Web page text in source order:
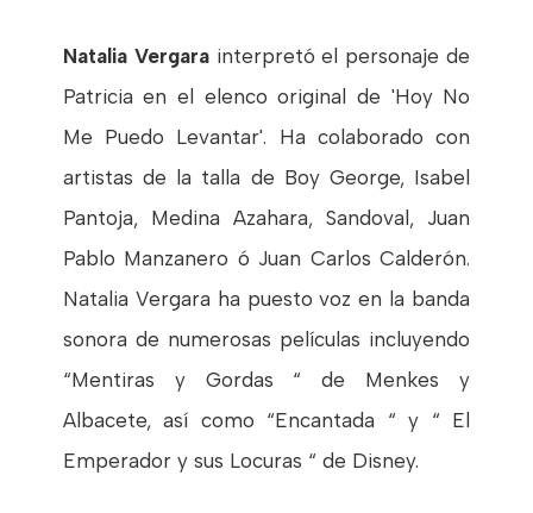
Natalia Vergara interpretó el personaje de
Patricia en el elenco original de 'Hoy No
Me Puedo Levantar'. Ha colaborado con
artistas de la talla de Boy George, Isabel
Pantoja, Medina Azahara, Sandoval, Juan
Pablo Manzanero ó Juan Carlos Calderón.
Natalia Vergara ha puesto voz en la banda
sonora de numerosas películas incluyendo
“Mentiras y Gordas “ de Menkes y
Albacete, así como “Encantada “ y “ El
Emperador y sus Locuras “ de Disney.